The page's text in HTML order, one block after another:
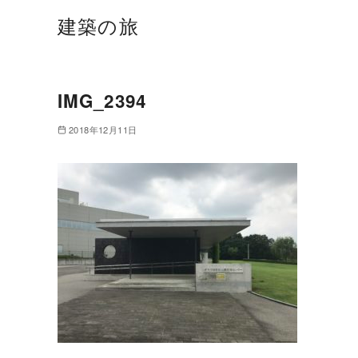
建築の旅
IMG_2394
2018年12月11日